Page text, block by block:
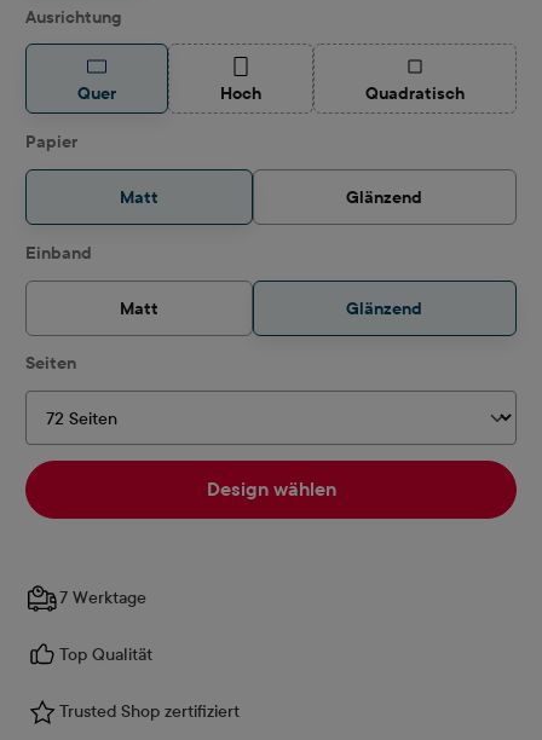
Ausrichtungauswählen
Quer Hoch(Diese Option ist zurzeit nicht verfügbar.)
Quadratisch(Diese Option ist
Papierauswählen
Matt Glänzend
Einband
Matt Glänzend
Seitenauswählen
Design wählen
7 Werktage
Top Qualität
Trusted Shop zertifiziert